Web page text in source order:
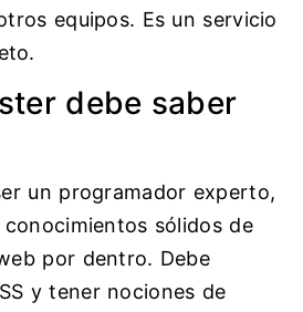
equipos. Es un servicio
debe saber
un programador experto,
sólidos de
por dentro. Debe
y tener nociones de